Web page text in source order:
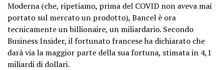
Moderna (che, ripetiamo, prima del COVID non aveva mai
portato sul mercato un prodotto), Bancel è ora
tecnicamente un billionaire, un miliardario. Secondo
Business Insider, il fortunato francese ha dichiarato che
darà via la maggior parte della sua fortuna, stimata in 4,1
miliardi di dollari.